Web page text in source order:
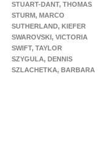
STUART-DANT, THOMAS
STURM, MARCO
SUTHERLAND, KIEFER
SWAROVSKI, VICTORIA
SWIFT, TAYLOR
SZYGULA, DENNIS
SZLACHETKA, BARBARA